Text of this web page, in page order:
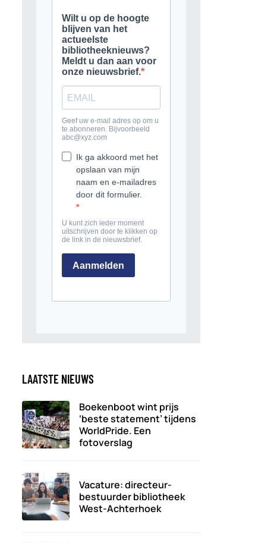
LAATSTE NIEUWS
Boekenboot wint prijs
‘beste statement’ tijdens
WorldPride. Een
fotoverslag
Vacature: directeur-
bestuurder bibliotheek
West-Achterhoek